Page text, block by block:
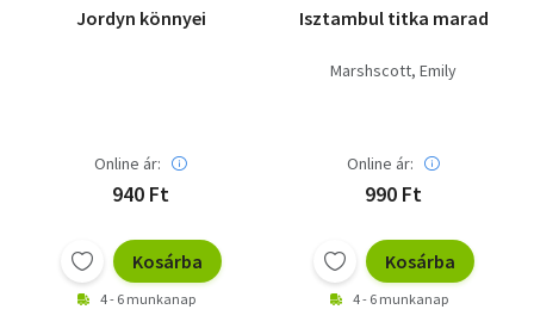
Jordyn könnyei
Online ár:
940 Ft
Kosárba
4 - 6 munkanap
Isztambul titka marad
Marshscott, Emily
Online ár:
990 Ft
Kosárba
4 - 6 munkanap